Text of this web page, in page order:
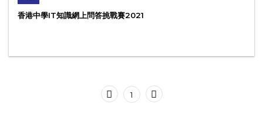
香港中學IT知識網上問答挑戰賽2021
1